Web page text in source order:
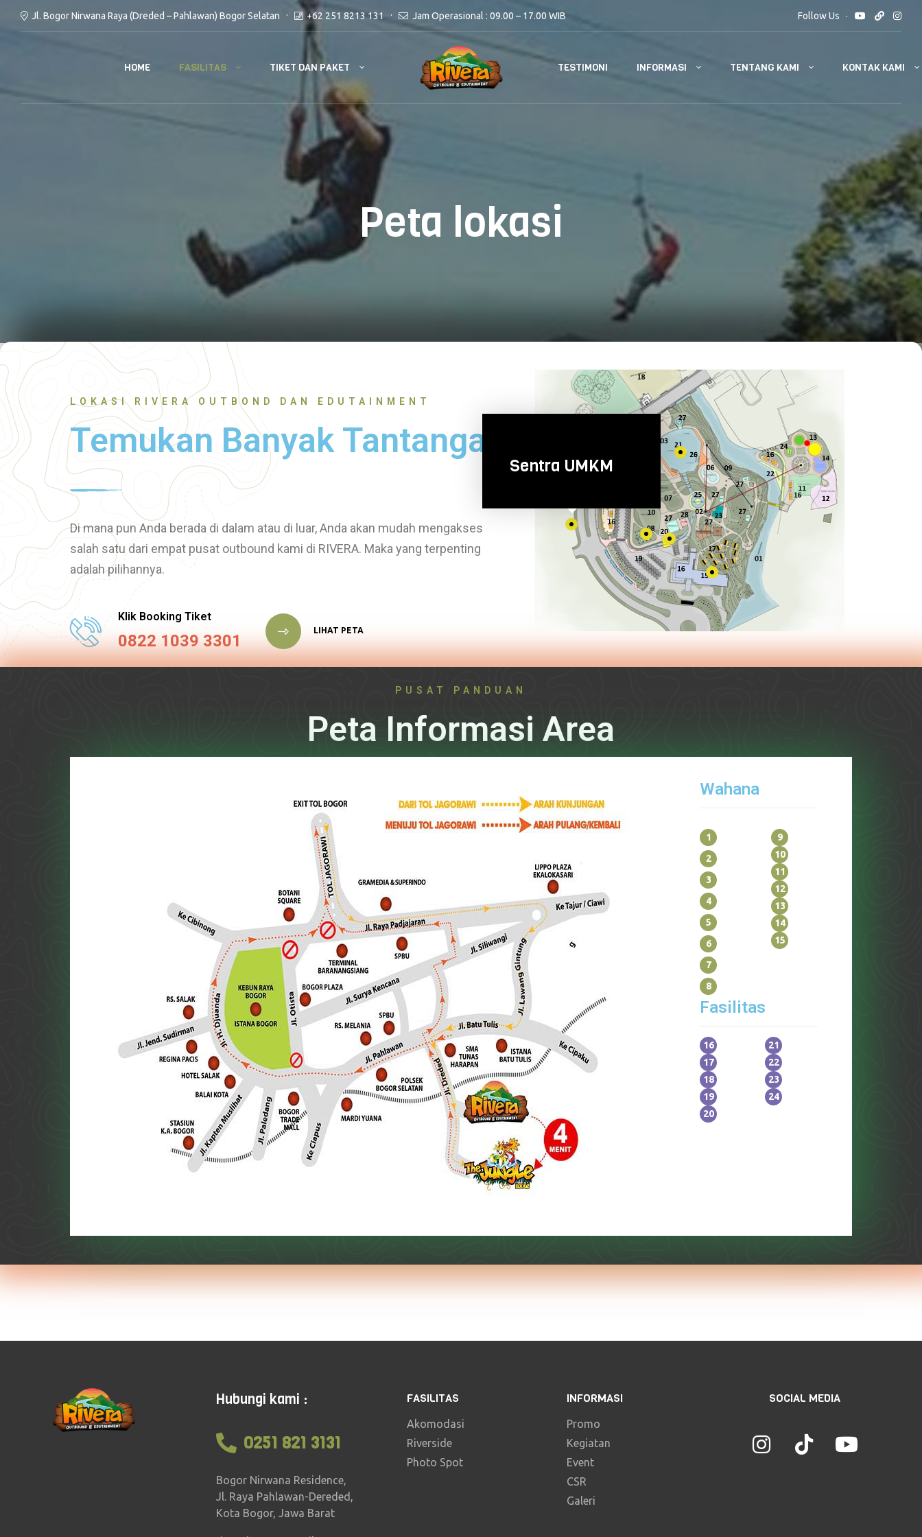
Jl. Bogor Nirwana Raya (Dreded – Pahlawan) Bogor Selatan +62 251 8213 131 Jam Operasional : 09.00 – 17.00 WIB Follow Us
HOME FASILITAS TIKET DAN PAKET TESTIMONI INFORMASI TENTANG KAMI KONTAK KAMI
Peta lokasi
LOKASI RIVERA OUTBOND DAN EDUTAINMENT
Temukan Banyak Tantangan
Di mana pun Anda berada di dalam atau di luar, Anda akan mudah mengakses
salah satu dari empat pusat outbound kami di RIVERA. Maka yang terpenting
adalah pilihannya.
Klik Booking Tiket
0822 1039 3301
LIHAT PETA
PUSAT PANDUAN
Peta Informasi Area
Wahana
1
2
3
4
5
6
7
8
9
10
11
12
13
14
15
Fasilitas
16
17
18
19
20
21
22
23
24
Hubungi kami :
0251 821 3131
Bogor Nirwana Residence,
Jl. Raya Pahlawan-Dereded,
Kota Bogor, Jawa Barat
FASILITAS
Akomodasi
Riverside
Photo Spot
INFORMASI
Promo
Kegiatan
Event
CSR
Galeri
SOCIAL MEDIA
Sentra UMKM